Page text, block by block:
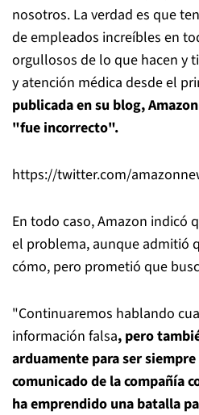
nosotros. La verdad es que
de empleados increíbles en
orgullosos de lo que hacen y
y atención médica desde el
publicada en su blog,
"fue incorrecto".
https://twitter.com/
En todo caso, Amazon indicó
el problema, aunque admitió
cómo, pero prometió que
"Continuaremos hablando
información falsa, pero
arduamente para ser
comunicado de la compañía
ha emprendido una batalla